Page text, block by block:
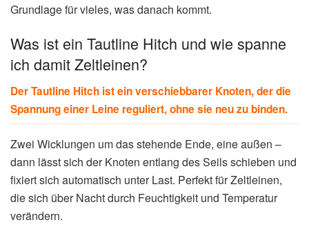
Grundlage für vieles, was danach kommt.
Was ist ein Tautline Hitch und wie spanne
ich damit Zeltleinen?
Der Tautline Hitch ist ein verschiebbarer Knoten, der die
Spannung einer Leine reguliert, ohne sie neu zu binden.
Zwei Wicklungen um das stehende Ende, eine außen –
dann lässt sich der Knoten entlang des Seils schieben und
fixiert sich automatisch unter Last. Perfekt für Zeltleinen,
die sich über Nacht durch Feuchtigkeit und Temperatur
verändern.